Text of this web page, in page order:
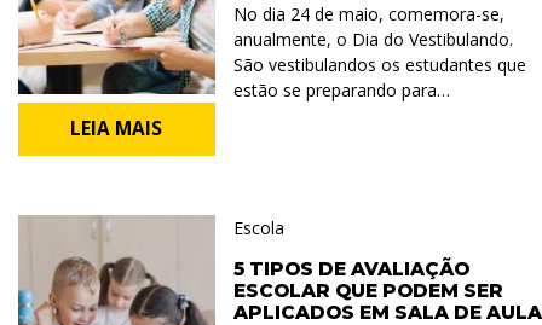
LEIA MAIS
No dia 24 de maio, comemora-se,
anualmente, o Dia do Vestibulando.
São vestibulandos os estudantes que
estão se preparando para…
Escola
5 TIPOS DE AVALIAÇÃO
ESCOLAR QUE PODEM SER
APLICADOS EM SALA DE AULA